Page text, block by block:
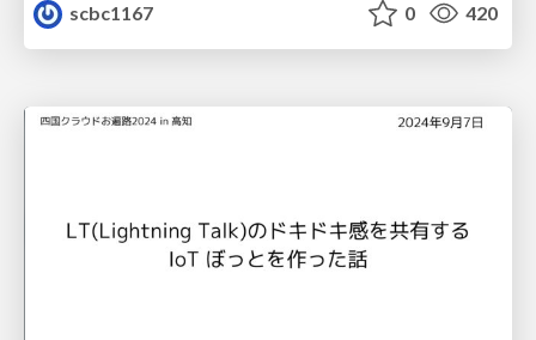
scbc1167
0 420